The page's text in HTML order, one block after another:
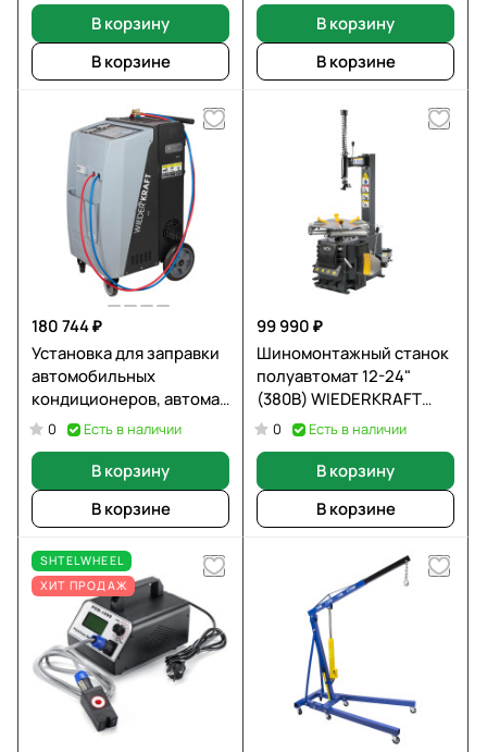
В корзину
В корзине
В корзину
В корзине
180 744 ₽
Установка для заправки
автомобильных
кондиционеров, автомат
WIEDERKRAFT WDK-
AC1700
0 Есть в наличии
В корзину
В корзине
99 990 ₽
Шиномонтажный станок
полуавтомат 12-24"
(380В) WIEDERKRAFT
WDK-700338
0 Есть в наличии
В корзину
В корзине
SHTELWHEEL
ХИТ ПРОДАЖ